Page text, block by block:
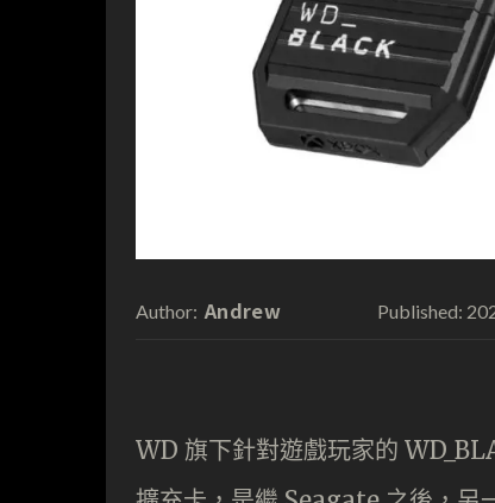
Author: Andrew Published:
WD 旗下針對遊戲玩家的